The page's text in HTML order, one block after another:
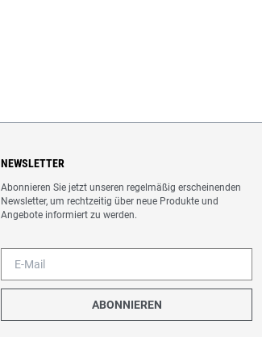
NEWSLETTER
Abonnieren Sie jetzt unseren regelmäßig erscheinenden
Newsletter, um rechtzeitig über neue Produkte und
Angebote informiert zu werden.
ABONNIEREN